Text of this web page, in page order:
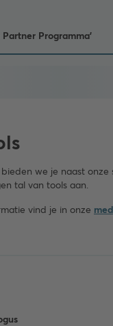
Programma'
we je naast onze
tal van tools aan.
vind je in onze